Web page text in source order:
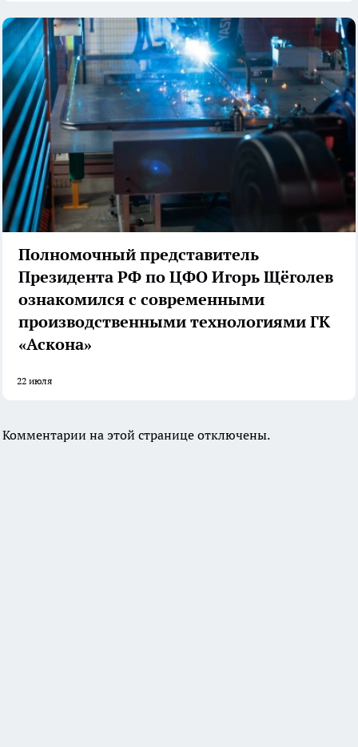
Полномочный представитель
Президента РФ по ЦФО Игорь Щёголев
ознакомился с современными
производственными технологиями ГК
«Аскона»
22 июля
Комментарии на этой странице отключены.